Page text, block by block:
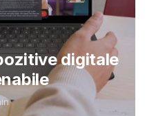
digitale